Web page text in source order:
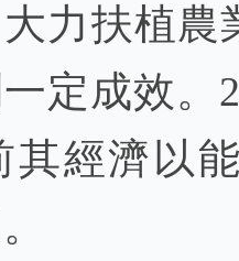
力扶植
定成效。
其經濟以